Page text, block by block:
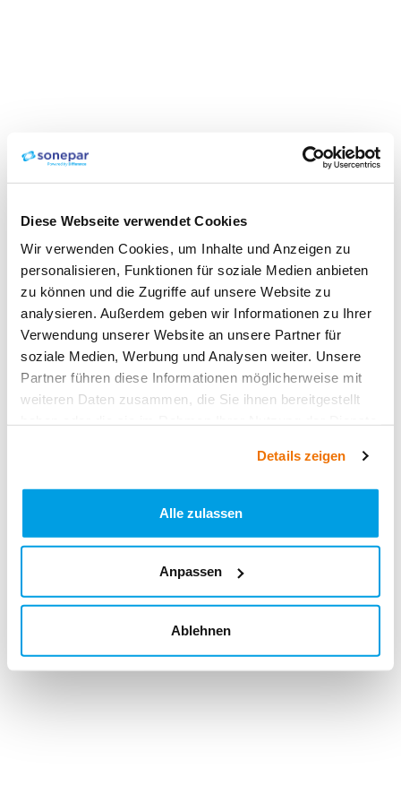
Diese Webseite verwendet Cookies
Wir verwenden Cookies, um Inhalte und Anzeigen zu
personalisieren, Funktionen für soziale Medien anbieten
zu können und die Zugriffe auf unsere Website zu
analysieren. Außerdem geben wir Informationen zu Ihrer
Verwendung unserer Website an unsere Partner für
soziale Medien, Werbung und Analysen weiter. Unsere
Partner führen diese Informationen möglicherweise mit
weiteren Daten zusammen, die Sie ihnen bereitgestellt
Details zeigen
Alle zulassen
Anpassen
Ablehnen